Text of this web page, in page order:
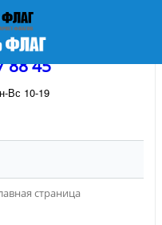
88 45
Вс 10-19
страница